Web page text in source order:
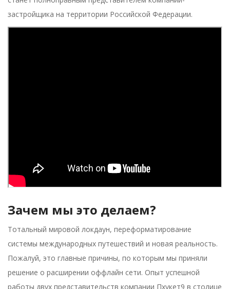
застройщика на территории Российской Федерации.
Зачем мы это делаем?
Тотальный мировой локдаун, переформатирование
системы международных путешествий и новая реальность.
Пожалуй, это главные причины, по которым мы приняли
решение о расширении оффлайн сети. Опыт успешной
работы двух представительств компании Пхукет9 в столице